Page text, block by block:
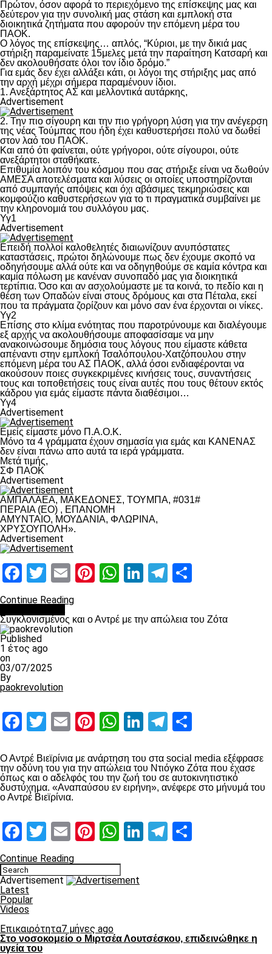
Πρώτον, όσον αφορά το περιεχόμενο της επίσκεψης μας και
δεύτερον για την συνολική μας στάση και εμπλοκή στα
διοικητικά ζητήματα που αφορούν την επόμενη μέρα του
ΠΑΟΚ.
Ο λόγος της επίσκεψης… απλός, “Κύριοι, με την δικιά μας
στήριξη παραμείνατε 15μελες μετά την παραίτηση Κατσαρή και
δεν ακολουθήσατε όλοι τον ίδιο δρόμο.”
Για εμάς δεν έχει αλλάξει κάτι, οι λόγοι της στήριξης μας από
την αρχή μέχρι σήμερα παραμένουν ίδιοι.
1. Ανεξάρτητος ΑΣ και μελλοντικά αυτάρκης,
Advertisement
2. Την πιο σίγουρη και την πιο γρήγορη λύση για την ανέγερση
της νέας Τούμπας που ήδη έχει καθυστερήσει πολύ να δωθεί
στον λαό του ΠΑΟΚ.
Και από ότι φαίνεται, ούτε γρήγοροι, ούτε σίγουροι, ούτε
ανεξάρτητοι σταθήκατε.
Επιθυμία λοιπόν του κόσμου που σας στήριξε είναι να δωθούν
ΑΜΕΣΑ αποτελέσματα και λύσεις οι οποίες υποστηρίζονται
από συμπαγής απόψεις και όχι αβάσιμες τεκμηριώσεις και
κομφούζιο καθυστερήσεων για το τι πραγματικά συμβαίνει με
την κληρονομιά του συλλόγου μας.
Υγ1
Advertisement
Επειδή πολλοί καλοθελητές διαιωνίζουν ανυπόστατες
καταστάσεις, πρώτοι δηλώνουμε πως δεν έχουμε σκοπό να
οδηγήσουμε αλλά ούτε και να οδηγηθούμε σε καμία κόντρα και
καμία πόλωση με κανέναν συνοπαδό μας για διοικητικά
τερτίπια. Όσο και αν ασχολούμαστε με τα κοινά, το πεδίο και η
θέση των Οπαδών είναι στους δρόμους και στα Πέταλα, εκεί
που τα πράγματα ζορίζουν και μόνο σαν ένα έρχονται οι νίκες.
Υγ2
Επίσης στο κλίμα ενότητας που παροτρύνουμε και διαλέγουμε
εξ αρχής να ακολουθήσουμε αποφασίσαμε να μην
ανακοινώσουμε δημόσια τους λόγους που είμαστε κάθετα
απέναντι στην εμπλοκή Τσαλόπουλου-Χατζόπουλου στην
επόμενη μέρα του ΑΣ ΠΑΟΚ, αλλά όσοι ενδιαφέρονται να
ακούσουν ποιες συγκεκριμένες κινήσεις τους, συναντήσεις
τους και τοποθετήσεις τους είναι αυτές που τους θέτουν εκτός
κάδρου για εμάς είμαστε πάντα διαθέσιμοι…
Υγ4
Advertisement
Εμείς είμαστε μόνο Π.Α.Ο.Κ.
Μόνο τα 4 γράμματα έχουν σημασία για εμάς και ΚΑΝΕΝΑΣ
δεν είναι πάνω απο αυτά τα ιερά γράμματα.
Μετά τιμής,
ΣΦ ΠΑΟΚ
Advertisement
ΑΜΠΑΛΑΕΑ, ΜΑΚΕΔΟΝΕΣ, ΤΟΥΜΠΑ, #031#
ΠΕΡΑΙΑ (ΕΟ) , ΕΠΑΝΟΜΗ
ΑΜΥΝΤΑΙΟ, ΜΟΥΔΑΝΙΑ, ΦΛΩΡΙΝΑ,
ΧΡΥΣΟΥΠΟΛΗ».
Advertisement
Facebook
Twitter
EmailPinterest
WhatsApp
LinkedIn
Telegram
Continue Reading
Συγκλονισμένος και ο Αντρέ με την απώλεια του Ζότα
Published
1 έτος ago
on
03/07/2025
By
paokrevolution
Facebook
Twitter
EmailPinterest
WhatsApp
LinkedIn
Telegram
Ο Αντρέ Βιεϊρίνια με ανάρτηση του στα social media εξέφρασε
την οδύνη του για την απώλεια του Ντιόγκο Ζότα που έχασε
όπως και ο αδελφός του την ζωή του σε αυτοκινητιστικό
δυστύχημα. «Αναπαύσου εν ειρήνη», ανέφερε στο μήνυμά του
ο Αντρέ Βιεϊρίνια.
Facebook
Twitter
EmailPinterest
WhatsApp
LinkedIn
Telegram
Continue Reading
Advertisement
Latest
Popular
Videos
Επικαιρότητα7 μήνες ago
Στο νοσοκομείο ο Μιρτσέα Λουτσέσκου, επιδεινώθηκε η
υγεία του